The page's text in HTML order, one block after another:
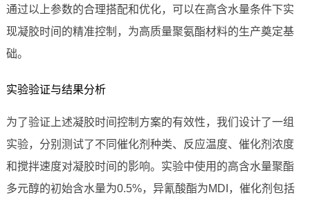
通过以上参数的合理搭配和优化，可以在高含水量条件下实
现凝胶时间的精准控制，为高质量聚氨酯材料的生产奠定基
础。
实验验证与结果分析
为了验证上述凝胶时间控制方案的有效性，我们设计了一组
实验，分别测试了不同催化剂种类、反应温度、催化剂浓度
和搅拌速度对凝胶时间的影响。实验中使用的高含水量聚酯
多元醇的初始含水量为0.5%，异氰酸酯为MDI，催化剂包括